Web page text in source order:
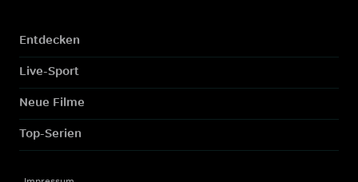
Entdecken
Live-Sport
Neue Filme
Top-Serien